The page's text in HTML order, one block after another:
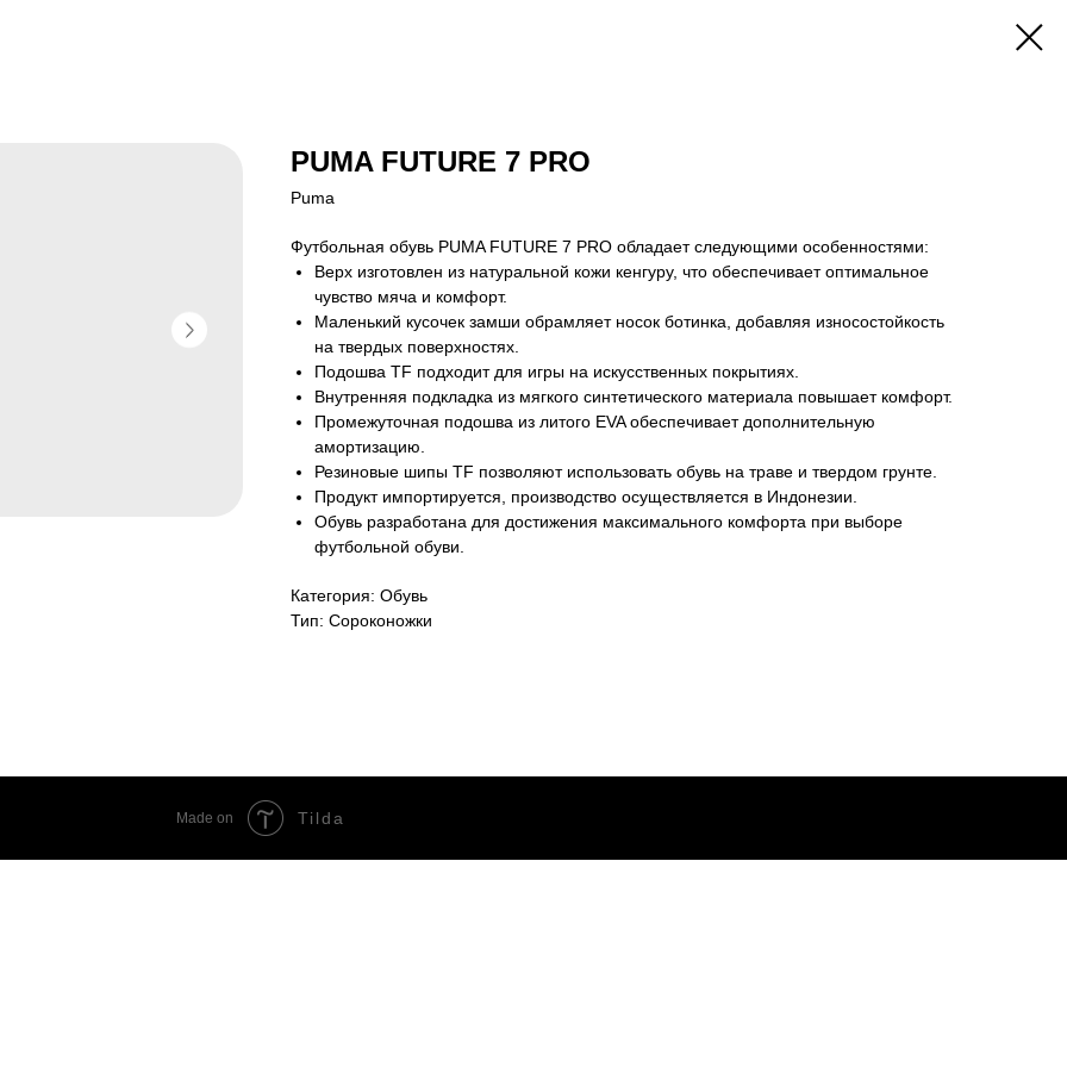
PUMA FUTURE 7 PRO
Puma
Футбольная обувь PUMA FUTURE 7 PRO обладает следующими особенностями:
Верх изготовлен из натуральной кожи кенгуру, что обеспечивает оптимальное
чувство мяча и комфорт.
Маленький кусочек замши обрамляет носок ботинка, добавляя износостойкость
на твердых поверхностях.
Подошва TF подходит для игры на искусственных покрытиях.
Внутренняя подкладка из мягкого синтетического материала повышает комфорт.
Промежуточная подошва из литого EVA обеспечивает дополнительную
амортизацию.
Резиновые шипы TF позволяют использовать обувь на траве и твердом грунте.
Продукт импортируется, производство осуществляется в Индонезии.
Обувь разработана для достижения максимального комфорта при выборе
футбольной обуви.
Категория: Обувь
Тип: Сороконожки
Made on Tilda